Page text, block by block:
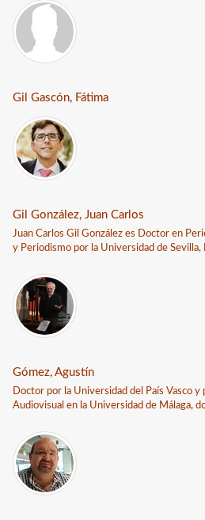
Gil Gascón, Fátima
Gil González, Juan Carlos
Juan Carlos Gil González es Doctor en
y Periodismo por la Universidad de
Gómez, Agustín
Doctor por la Universidad del País Vasco
Audiovisual en la Universidad de Málaga,